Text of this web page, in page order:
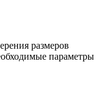
размеров
параметры